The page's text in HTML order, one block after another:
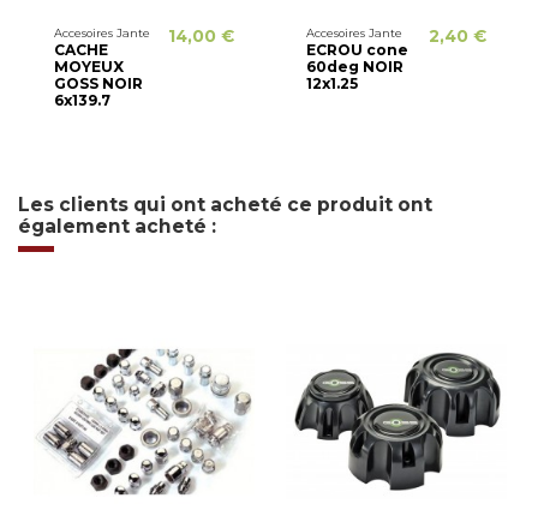
Accesoires Jante
CACHE
MOYEUX
GOSS NOIR
6x139.7
14,00 € Accesoires Jante
ECROU cone
60deg NOIR
12x1.25
2,40 €
Les clients qui ont acheté ce produit ont
également acheté :